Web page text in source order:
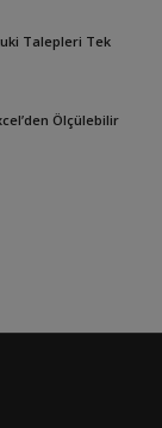
Talepleri Tek
Ölçülebilir